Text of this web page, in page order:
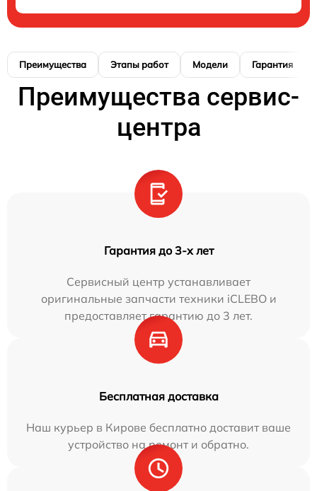
Преимущества Этапы работ Модели Гарантия
Преимущества сервис-
центра
Гарантия до 3-х лет
Сервисный центр устанавливает
оригинальные запчасти техники iCLEBO и
предоставляет гарантию до 3 лет.
Бесплатная доставка
Наш курьер в Кирове бесплатно доставит ваше
устройство на ремонт и обратно.